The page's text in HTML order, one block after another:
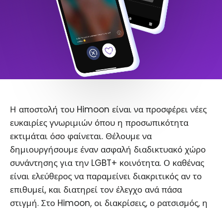
Η αποστολή του Himoon είναι να προσφέρει νέες
ευκαιρίες γνωριμιών όπου η προσωπικότητα
εκτιμάται όσο φαίνεται. Θέλουμε να
δημιουργήσουμε έναν ασφαλή διαδικτυακό χώρο
συνάντησης για την LGBT+ κοινότητα. Ο καθένας
είναι ελεύθερος να παραμείνει διακριτικός αν το
επιθυμεί, και διατηρεί τον έλεγχο ανά πάσα
στιγμή. Στο Himoon, οι διακρίσεις, ο ρατσισμός, η